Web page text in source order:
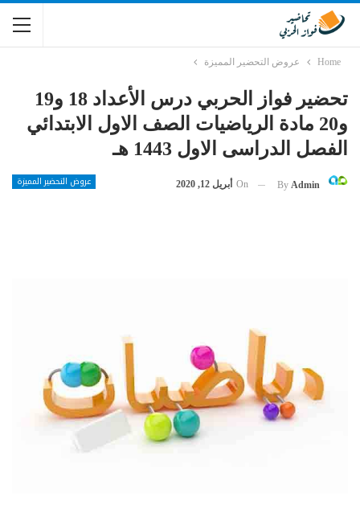
Home عروض التحضير المميزة
تحضير فواز الحربي درس الأعداد 18 و19
و20 مادة الرياضيات الصف الاول الابتدائي
الفصل الدراسى الاول 1443 هـ
عروض التحضير المميزة By Admin
On أبريل 12, 2020